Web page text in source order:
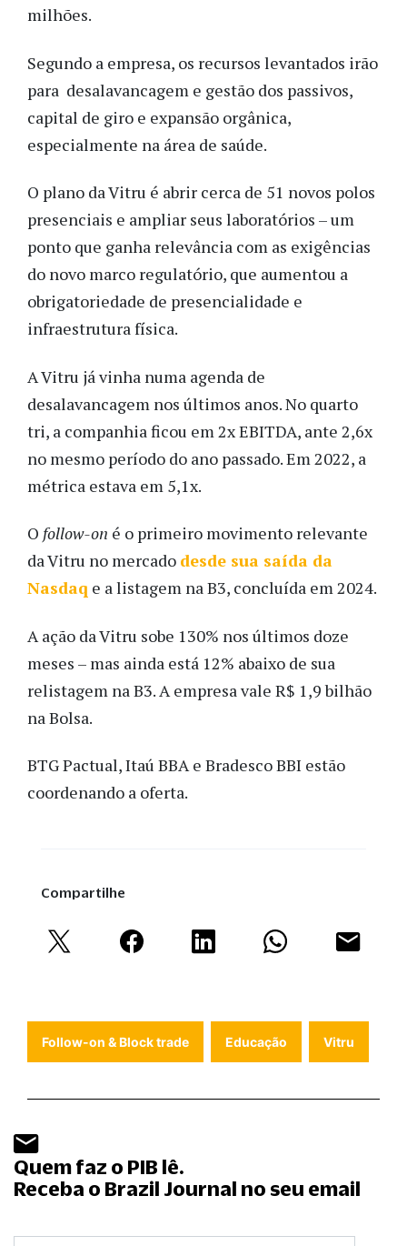
milhões.
Segundo a empresa, os recursos levantados irão
para desalavancagem e gestão dos passivos,
capital de giro e expansão orgânica,
especialmente na área de saúde.
O plano da Vitru é abrir cerca de 51 novos polos
presenciais e ampliar seus laboratórios – um
ponto que ganha relevância com as exigências
do novo marco regulatório, que aumentou a
obrigatoriedade de presencialidade e
infraestrutura física.
A Vitru já vinha numa agenda de
desalavancagem nos últimos anos. No quarto
tri, a companhia ficou em 2x EBITDA, ante 2,6x
no mesmo período do ano passado. Em 2022, a
métrica estava em 5,1x.
O follow-on é o primeiro movimento relevante
da Vitru no mercado desde sua saída da
Nasdaq e a listagem na B3, concluída em 2024.
A ação da Vitru sobe 130% nos últimos doze
meses – mas ainda está 12% abaixo de sua
relistagem na B3. A empresa vale R$ 1,9 bilhão
na Bolsa.
BTG Pactual, Itaú BBA e Bradesco BBI estão
coordenando a oferta.
Compartilhe
Follow-on & Block trade Educação Vitru
Quem faz o PIB lê.
Receba o Brazil Journal no seu email